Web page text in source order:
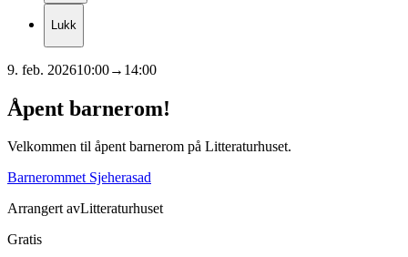
Lukk
9. feb. 202610:00→ 14:00
Åpent barnerom!
Velkommen til åpent barnerom på Litteraturhuset.
Barnerommet Sjeherasad
Arrangert avLitteraturhuset
Gratis